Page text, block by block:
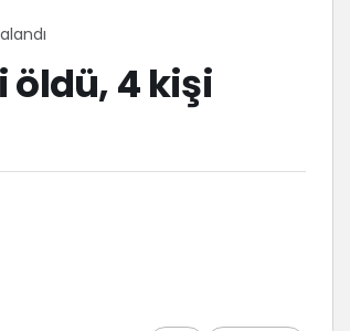
öldü, 4 kişi